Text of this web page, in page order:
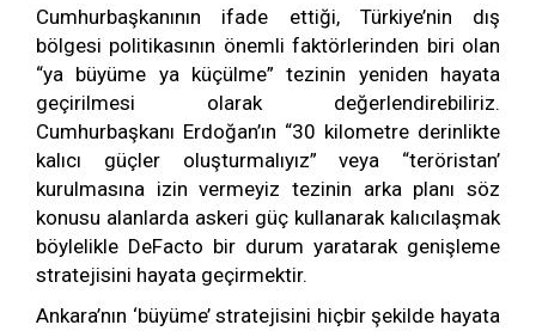
Cumhurbaşkanının ifade ettiği, Türkiye’nin dış
bölgesi politikasının önemli faktörlerinden biri olan
“ya büyüme ya küçülme” tezinin yeniden hayata
geçirilmesi olarak değerlendirebiliriz.
Cumhurbaşkanı Erdoğan’ın “30 kilometre derinlikte
kalıcı güçler oluşturmalıyız” veya “teröristan’
kurulmasına izin vermeyiz tezinin arka planı söz
konusu alanlarda askeri güç kullanarak kalıcılaşmak
böylelikle DeFacto bir durum yaratarak genişleme
stratejisini hayata geçirmektir.
Ankara’nın ‘büyüme’ stratejisini hiçbir şekilde hayata